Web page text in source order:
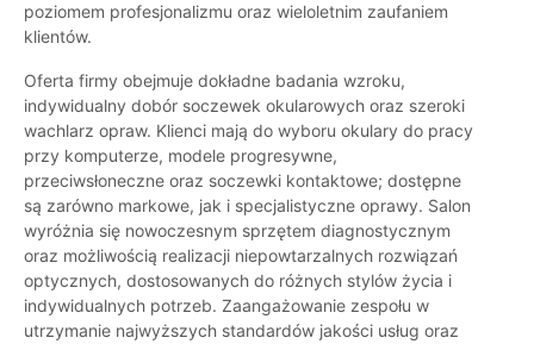
poziomem profesjonalizmu oraz wieloletnim zaufaniem
klientów.
Oferta firmy obejmuje dokładne badania wzroku,
indywidualny dobór soczewek okularowych oraz szeroki
wachlarz opraw. Klienci mają do wyboru okulary do pracy
przy komputerze, modele progresywne,
przeciwsłoneczne oraz soczewki kontaktowe; dostępne
są zarówno markowe, jak i specjalistyczne oprawy. Salon
wyróżnia się nowoczesnym sprzętem diagnostycznym
oraz możliwością realizacji niepowtarzalnych rozwiązań
optycznych, dostosowanych do różnych stylów życia i
indywidualnych potrzeb. Zaangażowanie zespołu w
utrzymanie najwyższych standardów jakości usług oraz